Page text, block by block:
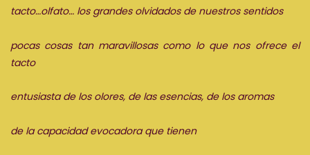
tacto…olfato… los grandes olvidados de nuestros sentidos
pocas cosas tan maravillosas como lo que nos ofrece el
tacto
entusiasta de los olores, de las esencias, de los aromas
de la capacidad evocadora que tienen